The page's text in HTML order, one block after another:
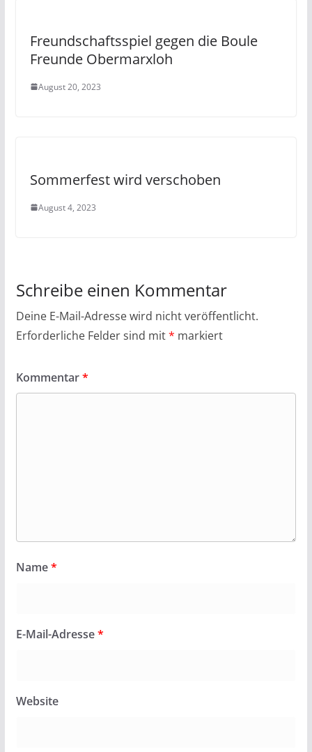
Freundschaftsspiel gegen die Boule
Freunde Obermarxloh
August 20, 2023
Sommerfest wird verschoben
August 4, 2023
Schreibe einen Kommentar
Deine E-Mail-Adresse wird nicht veröffentlicht.
Erforderliche Felder sind mit* markiert
Kommentar*
Name*
E-Mail-Adresse*
Website